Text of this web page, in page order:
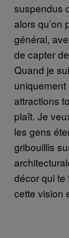
suspendus
alors qu’on
général,
de capter
Quand je
attractions
plaît. Je
les gens
gribouillis
décor qui te
cette vision